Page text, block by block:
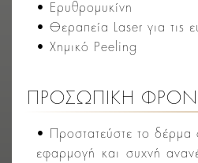
• Ερυθρομυκίνη
• Θεραπεία Laser για τις
• Χημικό Peeling
ΠΡΟΣΩΠΙΚΗ
• Προστατεύστε το δέρμα
εφαρμογή και συχνή